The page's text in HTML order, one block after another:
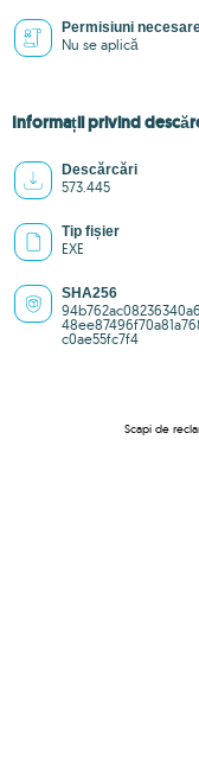
Permisiuni
Nu se aplică
Informații privind
Descărcări
573.445
Tip fișier
EXE
SHA256
c0ae55fc7f4
Scapi de